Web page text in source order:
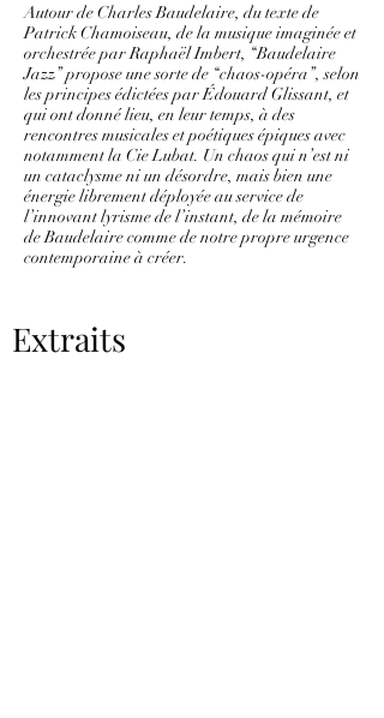
Autour de Charles Baudelaire, du texte de
Patrick Chamoiseau, de la musique imaginée et
orchestrée par Raphaël Imbert, ‘‘Baudelaire
Jazz’’ propose une sorte de ‘‘chaos-opéra’’, selon
les principes édictées par Édouard Glissant, et
qui ont donné lieu, en leur temps, à des
rencontres musicales et poétiques épiques avec
notamment la Cie Lubat. Un chaos qui n’est ni
un cataclysme ni un désordre, mais bien une
énergie librement déployée au service de
l’innovant lyrisme de l’instant, de la mémoire
de Baudelaire comme de notre propre urgence
contemporaine à créer.
Extraits